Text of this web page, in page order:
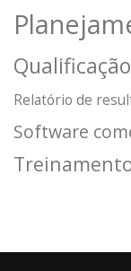
Relatório de
Software